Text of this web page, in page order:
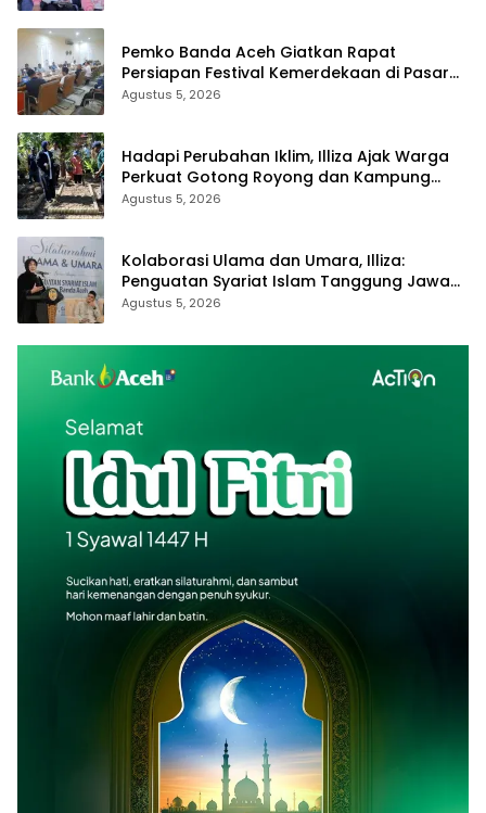
Pemko Banda Aceh Giatkan Rapat
Persiapan Festival Kemerdekaan di Pasar
Atjeh
Agustus 5, 2026
Hadapi Perubahan Iklim, Illiza Ajak Warga
Perkuat Gotong Royong dan Kampung
Proklim
Agustus 5, 2026
Kolaborasi Ulama dan Umara, Illiza:
Penguatan Syariat Islam Tanggung Jawab
Bersama
Agustus 5, 2026